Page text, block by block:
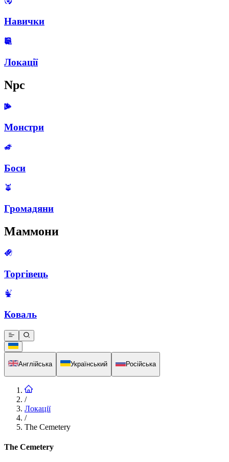
Навички
Локації
Npc
Монстри
Боси
Громадяни
Маммони
Торгівець
Коваль
Англійська Український Російська
/
Локації
/
The Cemetery
The Cemetery